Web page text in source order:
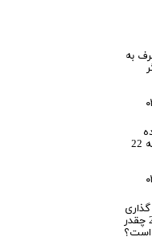
به
تحویل منطقه 22
در منطقه 22 چقدر
است؟